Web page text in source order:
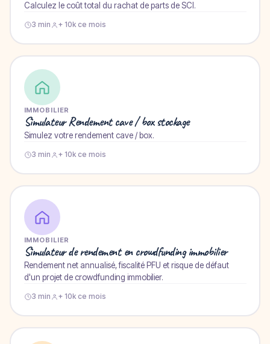
Calculez le coût total du rachat de parts de SCI.
3 min + 10k ce mois
IMMOBILIER
Simulateur Rendement cave / box stockage
Simulez votre rendement cave / box.
3 min + 10k ce mois
IMMOBILIER
Simulateur de rendement en crowdfunding immobilier
Rendement net annualisé, fiscalité PFU et risque de défaut
d'un projet de crowdfunding immobilier.
3 min + 10k ce mois